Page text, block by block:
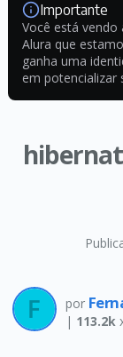
Importante
Você está vendo
Alura que
ganha uma
em potencializar
por
| 113.2k